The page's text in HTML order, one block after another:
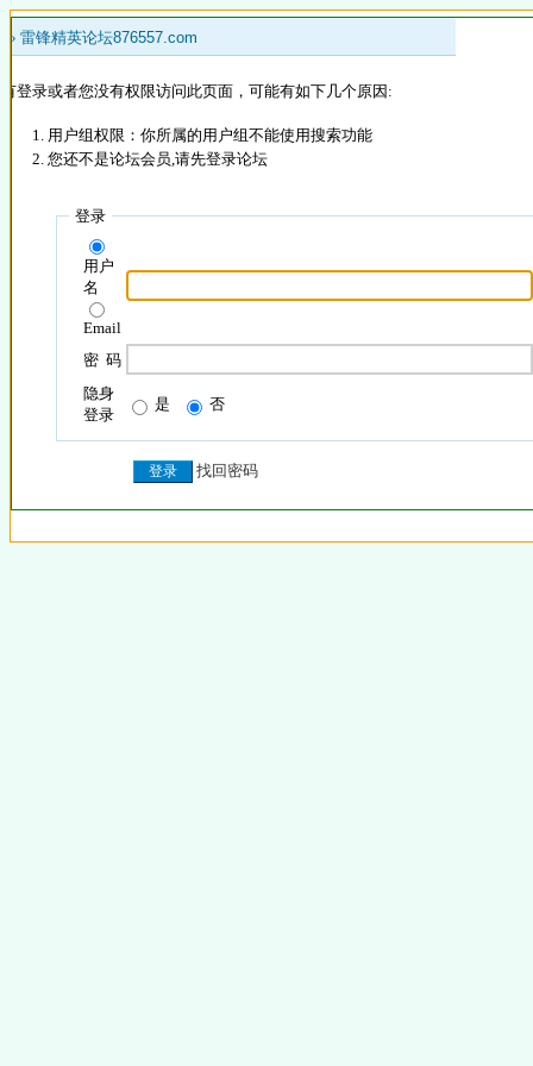
» 雷锋精英论坛876557.com
登录或者您没有权限访问此页面，可能有如下几个原因:
用户组权限：你所属的用户组不能使用搜索功能
您还不是论坛会员,请先登录论坛
登录
用户
名
Email
密 码
隐身
登录
是 否
找回密码